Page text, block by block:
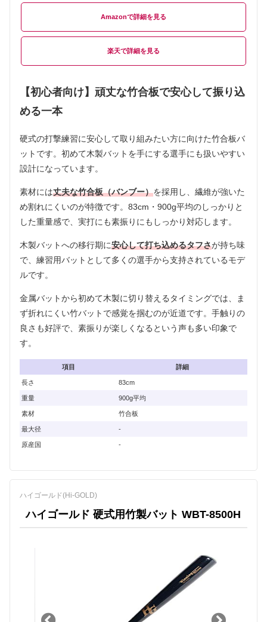
Amazon
楽天
【初心者向け】頑丈な竹合板で安心して振り込
める一本
硬式の打撃練習に安心して取り組みたい方に向けた竹合板バ
ットです。初めて木製バットを手にする選手にも扱いやすい
設計になっています。
素材には丈夫な竹合板（バンブー）を採用し、繊維が強いた
め割れにくいのが特徴です。83cm・900g平均のしっかりと
した重量感で、実打にも素振りにもしっかり対応します。
木製バットへの移行期に安心して打ち込めるタフさが持ち味
で、練習用バットとして多くの選手から支持されているモデ
ルです。
金属バットから初めて木製に切り替えるタイミングでは、ま
ず折れにくい竹バットで感覚を掴むのが近道です。手触りの
良さも好評で、素振りが楽しくなるという声も多い印象で
す。
項目 詳細
長さ 83cm
重量 900g平均
素材 竹合板
最大径 -
原産国 -
ハイゴールド(Hi-GOLD)
ハイゴールド 硬式用竹製バット WBT-8500H